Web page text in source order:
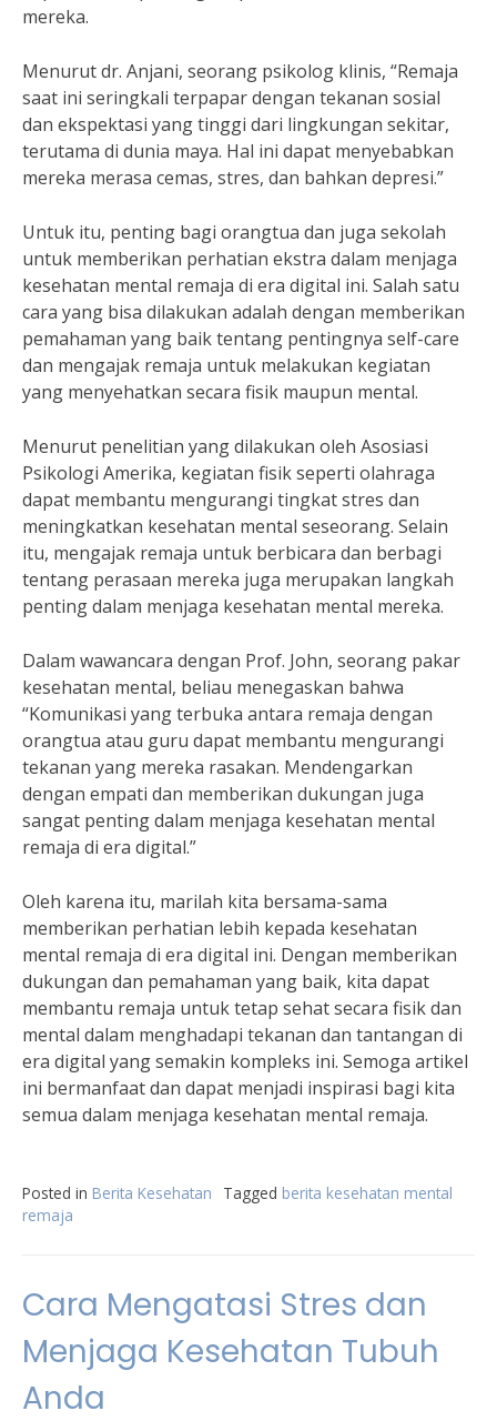
mereka.
Menurut dr. Anjani, seorang psikolog klinis, “Remaja
saat ini seringkali terpapar dengan tekanan sosial
dan ekspektasi yang tinggi dari lingkungan sekitar,
terutama di dunia maya. Hal ini dapat menyebabkan
mereka merasa cemas, stres, dan bahkan depresi.”
Untuk itu, penting bagi orangtua dan juga sekolah
untuk memberikan perhatian ekstra dalam menjaga
kesehatan mental remaja di era digital ini. Salah satu
cara yang bisa dilakukan adalah dengan memberikan
pemahaman yang baik tentang pentingnya self-care
dan mengajak remaja untuk melakukan kegiatan
yang menyehatkan secara fisik maupun mental.
Menurut penelitian yang dilakukan oleh Asosiasi
Psikologi Amerika, kegiatan fisik seperti olahraga
dapat membantu mengurangi tingkat stres dan
meningkatkan kesehatan mental seseorang. Selain
itu, mengajak remaja untuk berbicara dan berbagi
tentang perasaan mereka juga merupakan langkah
penting dalam menjaga kesehatan mental mereka.
Dalam wawancara dengan Prof. John, seorang pakar
kesehatan mental, beliau menegaskan bahwa
“Komunikasi yang terbuka antara remaja dengan
orangtua atau guru dapat membantu mengurangi
tekanan yang mereka rasakan. Mendengarkan
dengan empati dan memberikan dukungan juga
sangat penting dalam menjaga kesehatan mental
remaja di era digital.”
Oleh karena itu, marilah kita bersama-sama
memberikan perhatian lebih kepada kesehatan
mental remaja di era digital ini. Dengan memberikan
dukungan dan pemahaman yang baik, kita dapat
membantu remaja untuk tetap sehat secara fisik dan
mental dalam menghadapi tekanan dan tantangan di
era digital yang semakin kompleks ini. Semoga artikel
ini bermanfaat dan dapat menjadi inspirasi bagi kita
semua dalam menjaga kesehatan mental remaja.
Posted in Berita Kesehatan Tagged berita kesehatan mental
remaja
Cara Mengatasi Stres dan
Menjaga Kesehatan Tubuh
Anda